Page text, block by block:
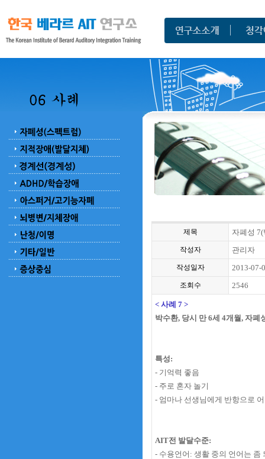
제목 자폐성
작성자 관리자
작성일자 2013-07-
조회수 2546
< 사례 7 >
박수환, 당시 만6세 4개월, 자폐
특성:
- 기억력 좋음
- 주로 혼자 놀기
- 엄마나 선생님에게 반항으로
AIT전 발달수준:
- 수용언어: 생활 중의 언어는 좀